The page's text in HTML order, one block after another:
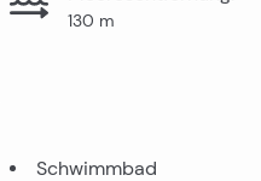
130 m
Schwimmbad